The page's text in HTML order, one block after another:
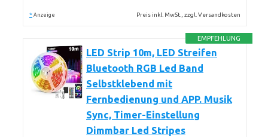
* Anzeige Preis inkl. MwSt., zzgl. Versandkosten
EMPFEHLUNG
LED Strip 10m, LED Streifen
Bluetooth RGB Led Band
Selbstklebend mit
Fernbedienung und APP. Musik
Sync, Timer-Einstellung
Dimmbar Led Stripes